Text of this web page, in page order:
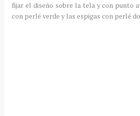
fijar el diseño sobre la tela y con punto
con perlé verde y las espigas con perlé